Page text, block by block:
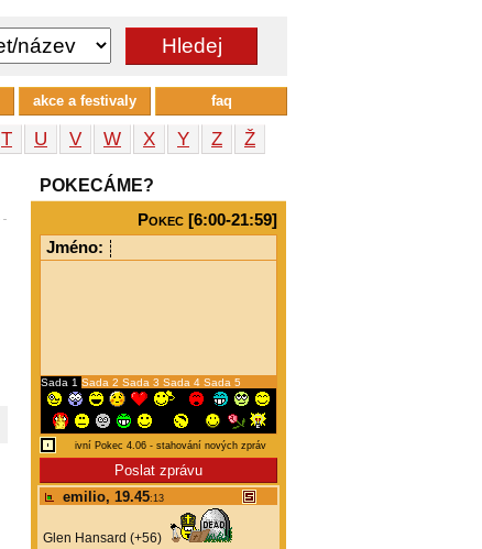
T U V W X Y Z
Ž
POKECÁME?
Pokec [6:00-21:59]
Jméno:
Sada 1 Sada 2 Sada 3 Sada 4 Sada 5
emilio, 19.45:13
Glen Hansard (+56)
akce a festivaly faq